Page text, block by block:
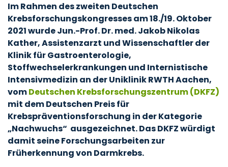
Im Rahmen des zweiten Deutschen
Krebsforschungskongresses am 18./19. Oktober
2021 wurde Jun.-Prof. Dr. med. Jakob Nikolas
Kather, Assistenzarzt und Wissenschaftler der
Klinik für Gastroenterologie,
Stoffwechselerkrankungen und Internistische
Intensivmedizin an der Uniklinik RWTH Aachen,
vomDeutschen Krebsforschungszentrum (DKFZ)
mit dem Deutschen Preis für
Krebspräventionsforschung in der Kategorie
„Nachwuchs“ ausgezeichnet. Das DKFZ würdigt
damit seine Forschungsarbeiten zur
Früherkennung von Darmkrebs.